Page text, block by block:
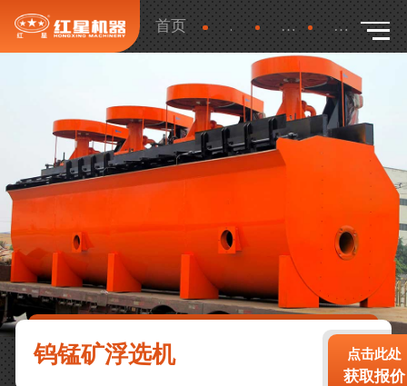
首页 产品 更多 详细
钨锰矿浮选机 点击此处
获取报价